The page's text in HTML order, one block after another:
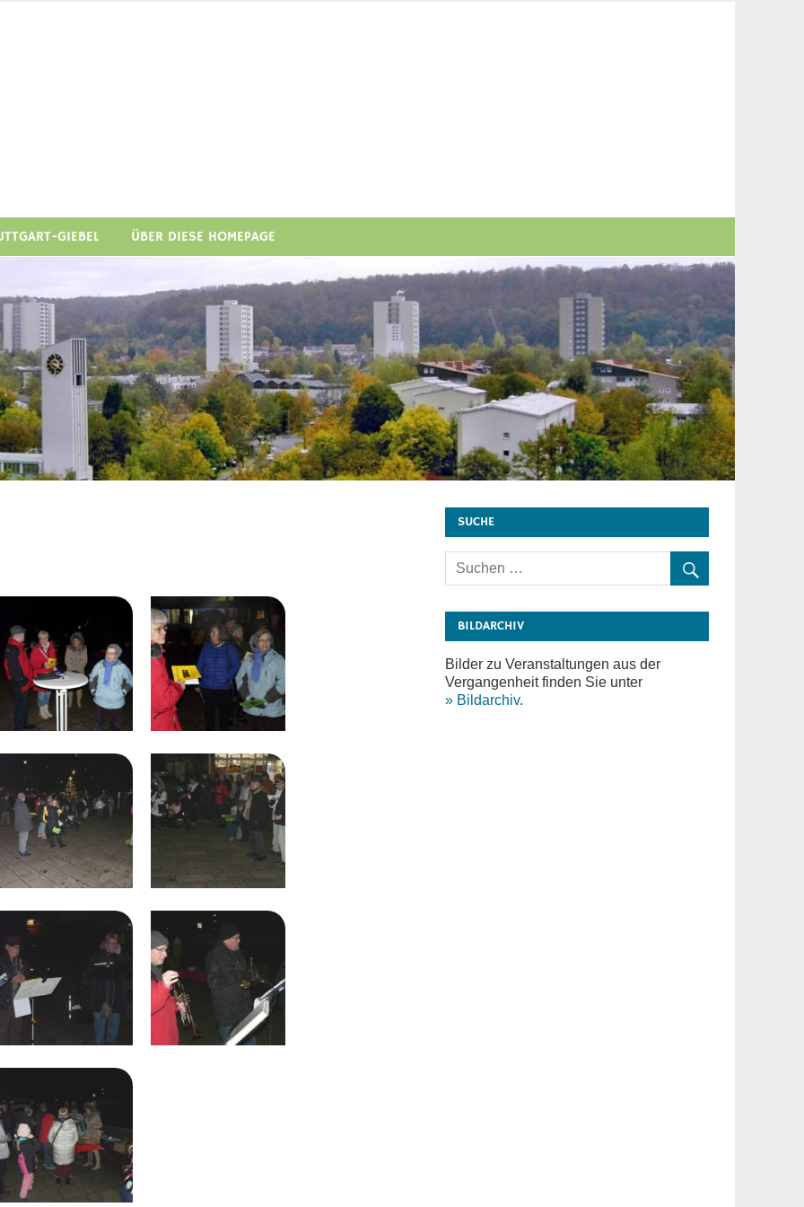
GIEBEL ÜBER DIESE HOMEPAGE
SUCHE
BILDARCHIV
Bilder zu Veranstaltungen aus der
Vergangenheit finden Sie unter
» Bildarchiv.